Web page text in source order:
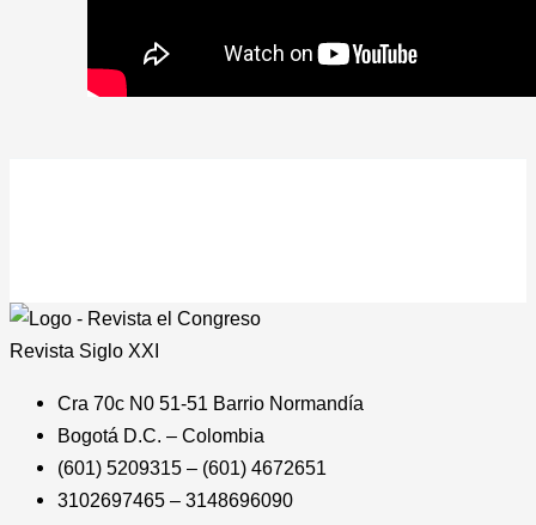
Revista Siglo XXI
Cra 70c N0 51-51 Barrio Normandía
Bogotá D.C. – Colombia
(601) 5209315 – (601) 4672651
3102697465 – 3148696090